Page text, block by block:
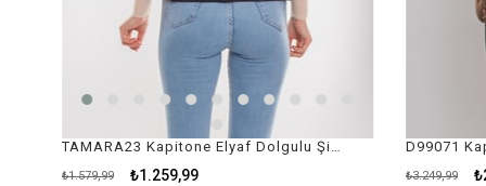
TAMARA23 Kapitone Elyaf Dolgulu Şişme Kadın Yelek
₺1.259,99
₺1.579,99 ₺3.249,99